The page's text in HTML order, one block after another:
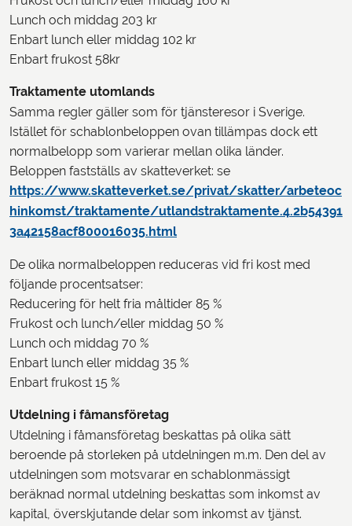
Lunch och middag 203 kr
Enbart lunch eller middag 102 kr
Enbart frukost 58kr
Traktamente utomlands
Samma regler gäller som för tjänsteresor i Sverige.
Istället för schablonbeloppen ovan tillämpas dock ett
normalbelopp som varierar mellan olika länder.
Beloppen fastställs av skatteverket: se
https://www.skatteverket.se/privat/skatter/arbeteoc
hinkomst/traktamente/utlandstraktamente.4.2b54391
3a42158acf800016035.html
De olika normalbeloppen reduceras vid fri kost med
följande procentsatser:
Reducering för helt fria måltider 85 %
Frukost och lunch/eller middag 50 %
Lunch och middag 70 %
Enbart lunch eller middag 35 %
Enbart frukost 15 %
Utdelning i fåmansföretag
Utdelning i fåmansföretag beskattas på olika sätt
beroende på storleken på utdelningen m.m. Den del av
utdelningen som motsvarar en schablonmässigt
beräknad normal utdelning beskattas som inkomst av
kapital, överskjutande delar som inkomst av tjänst.